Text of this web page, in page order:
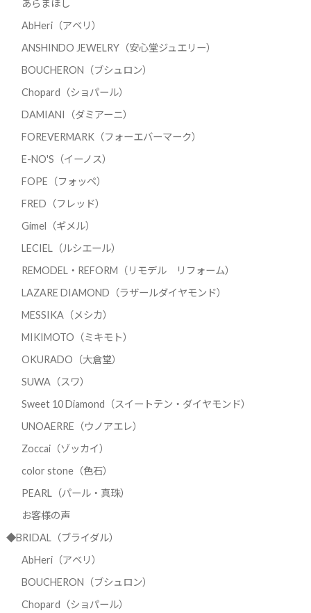
あらまほし
AbHeri（アベリ）
ANSHINDO JEWELRY（安心堂ジュエリー）
BOUCHERON（ブシュロン）
Chopard（ショパール）
DAMIANI（ダミアーニ）
FOREVERMARK（フォーエバーマーク）
E-NO'S（イーノス）
FOPE（フォッペ）
FRED（フレッド）
Gimel（ギメル）
LECIEL（ルシエール）
REMODEL・REFORM（リモデル リフォーム）
LAZARE DIAMOND（ラザールダイヤモンド）
MESSIKA（メシカ）
MIKIMOTO（ミキモト）
OKURADO（大倉堂）
SUWA（スワ）
Sweet 10 Diamond（スイートテン・ダイヤモンド）
UNOAERRE（ウノアエレ）
Zoccai（ゾッカイ）
color stone（色石）
PEARL（パール・真珠）
お客様の声
◆BRIDAL（ブライダル）
AbHeri（アベリ）
BOUCHERON（ブシュロン）
Chopard（ショパール）